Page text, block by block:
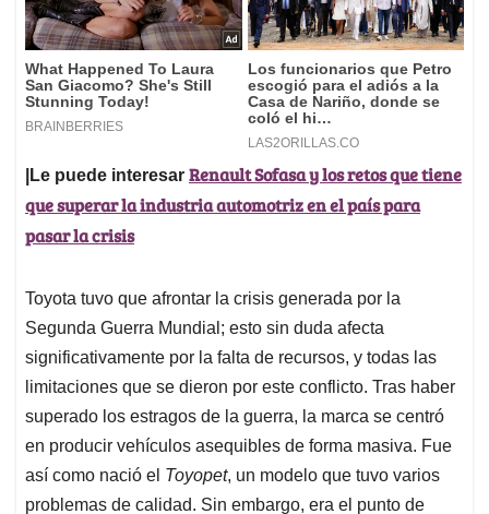
|Le puede interesar Renault Sofasa y los retos que tiene
que superar la industria automotriz en el país para
pasar la crisis
Toyota tuvo que afrontar la crisis generada por la
Segunda Guerra Mundial; esto sin duda afecta
significativamente por la falta de recursos, y todas las
limitaciones que se dieron por este conflicto. Tras haber
superado los estragos de la guerra, la marca se centró
en producir vehículos asequibles de forma masiva. Fue
así como nació el Toyopet, un modelo que tuvo varios
problemas de calidad. Sin embargo, era el punto de